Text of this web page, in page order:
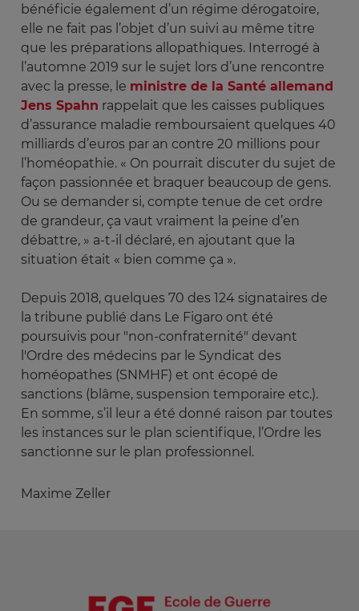
bénéficie également d’un régime dérogatoire,
elle ne fait pas l’objet d’un suivi au même titre
que les préparations allopathiques. Interrogé à
l’automne 2019 sur le sujet lors d’une rencontre
avec la presse, le ministre de la Santé allemand
Jens Spahn rappelait que les caisses publiques
d’assurance maladie remboursaient quelques 40
milliards d’euros par an contre 20 millions pour
l’homéopathie. « On pourrait discuter du sujet de
façon passionnée et braquer beaucoup de gens.
Ou se demander si, compte tenue de cet ordre
de grandeur, ça vaut vraiment la peine d’en
débattre, » a-t-il déclaré, en ajoutant que la
situation était « bien comme ça ».
Depuis 2018, quelques 70 des 124 signataires de
la tribune publié dans Le Figaro ont été
poursuivis pour "non-confraternité" devant
l'Ordre des médecins par le Syndicat des
homéopathes (SNMHF) et ont écopé de
sanctions (blâme, suspension temporaire etc.).
En somme, s’il leur a été donné raison par toutes
les instances sur le plan scientifique, l’Ordre les
sanctionne sur le plan professionnel.
Maxime Zeller